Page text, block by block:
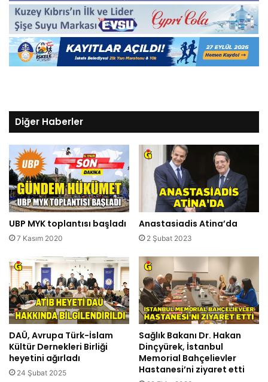
Diğer Haberler
UBP MYK toplantısı başladı
7 Kasım 2020
Anastasiadis Atina’da
2 Şubat 2023
DAÜ, Avrupa Türk-İslam
Kültür Dernekleri Birliği
heyetini ağırladı
24 Şubat 2025
Sağlık Bakanı Dr. Hakan
Dinçyürek, İstanbul
Memorial Bahçelievler
Hastanesi’ni ziyaret etti